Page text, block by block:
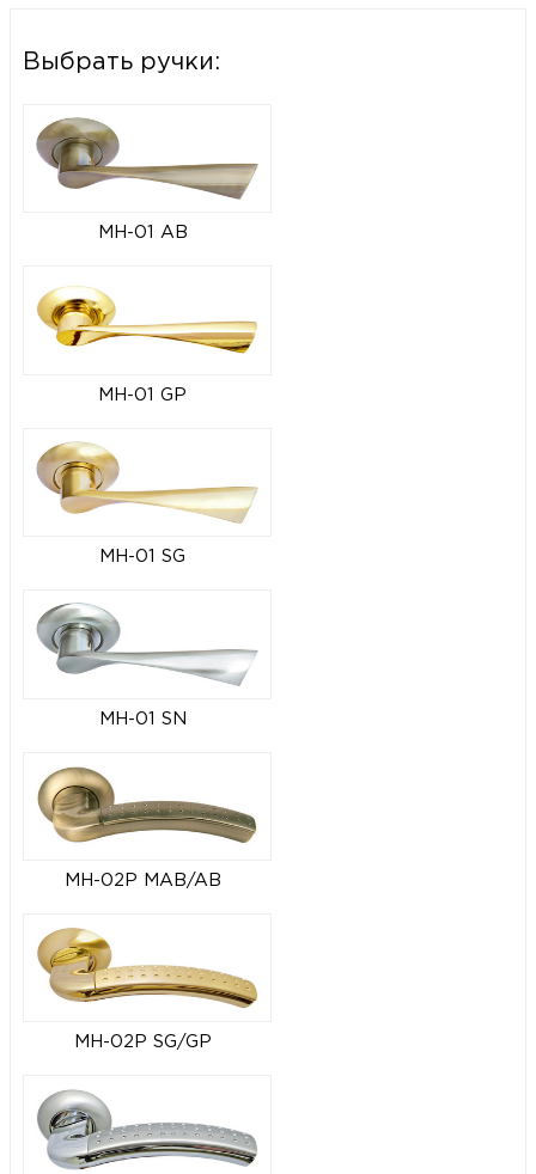
Выбрать ручки:
MH-01 AB
MH-01 GP
MH-01 SG
MH-01 SN
MH-02P MAB/AB
MH-02P SG/GP